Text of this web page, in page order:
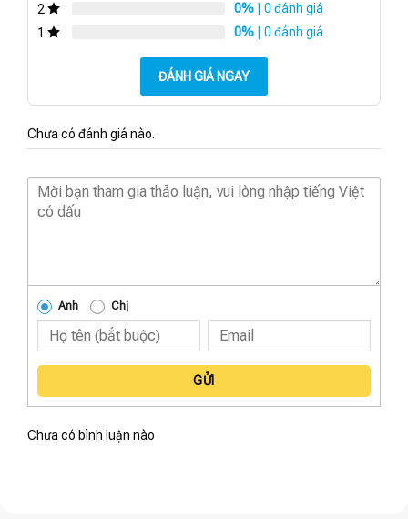
2
0% | 0 đánh giá
1
0% | 0 đánh giá
ĐÁNH GIÁ NGAY
Chưa có đánh giá nào.
Anh Chị
GỬI
Chưa có bình luận nào